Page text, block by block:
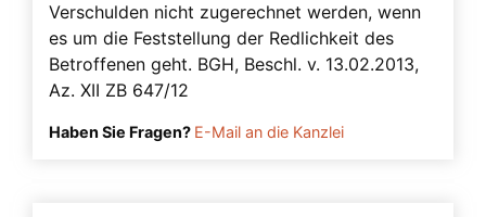
Verschulden nicht zugerechnet werden, wenn
es um die Feststellung der Redlichkeit des
Betroffenen geht. BGH, Beschl. v. 13.02.2013,
Az. XII ZB 647/12
Haben Sie Fragen? E-Mail an die Kanzlei
Miterben
Musterfälle
Natürlicher Wille
Nichteheliche Lebensgemeinschaft